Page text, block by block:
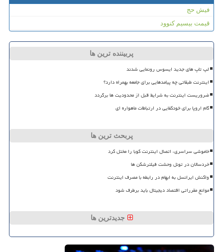
فیش حج
قیمت بیسیم کنوود
پربیننده ترین ها
لپ تاپ های جدید ایسوس رونمایی شدند
اینترنت طبقاتی چه پیامدهایی برای جامعه بهمراه دارد؟
ضروریست اینترنت به شرایط قبل از محدودیت ها برگردد
گام اروپا برای خودکفایی در ارتباطات ماهواره ای
پربحث ترین ها
خاموشی سراسری، اتصال اینترنت کوبا را مختل کرد
خردسالان در تونل وحشت فیلترشکن ها
واکنش ایرانسل به ابهام در رابطه با مصرف اینترنت
موانع مقرراتی اقتصاد دیجیتال باید برطرف شود
جدیدترین ها